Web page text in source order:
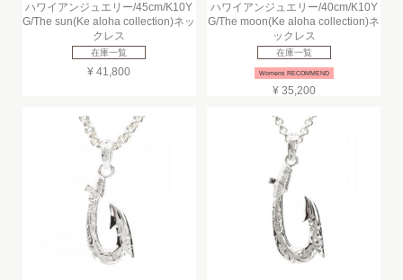
ハワイアンジュエリー/45cm/K10Y
G/The sun(Ke aloha collection)ネッ
クレス
在庫一覧
¥ 41,800
ハワイアンジュエリー/40cm/K10Y
G/The moon(Ke aloha collection)ネ
ックレス
在庫一覧
Womens RECOMMEND
¥ 35,200